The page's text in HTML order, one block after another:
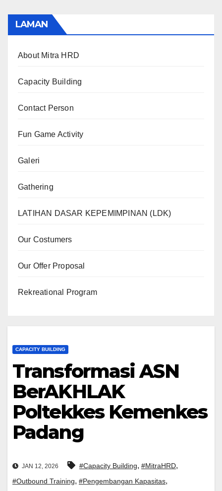
LAMAN
About Mitra HRD
Capacity Building
Contact Person
Fun Game Activity
Galeri
Gathering
LATIHAN DASAR KEPEMIMPINAN (LDK)
Our Costumers
Our Offer Proposal
Rekreational Program
CAPACITY BUILDING
Transformasi ASN
BerAKHLAK
Poltekkes Kemenkes
Padang
JAN 12, 2026 #Capacity Building, #MitraHRD,
#Outbound Training, #Pengembangan Kapasitas,